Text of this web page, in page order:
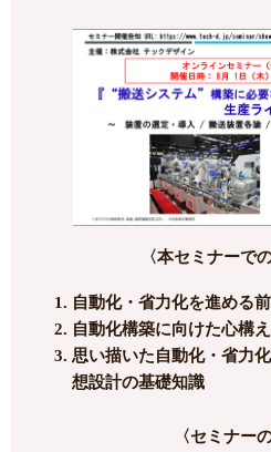
〈本セミナーで
自動化・省力化を進める
自動化構築に向けた心構
思い描いた自動化・省力
想設計の基礎知識
〈セミナー